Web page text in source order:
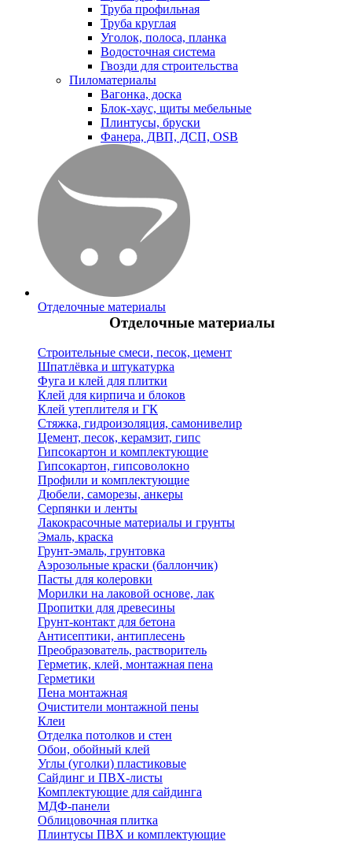
Труба профильная
Труба круглая
Уголок, полоса, планка
Водосточная система
Гвозди для строительства
Пиломатериалы
Вагонка, доска
Блок-хаус, щиты мебельные
Плинтусы, бруски
Фанера, ДВП, ДСП, OSB
Отделочные материалы
Отделочные материалы
Строительные смеси, песок, цемент
Шпатлёвка и штукатурка
Фуга и клей для плитки
Клей для кирпича и блоков
Клей утеплителя и ГК
Стяжка, гидроизоляция, самонивелир
Цемент, песок, керамзит, гипс
Гипсокартон и комплектующие
Гипсокартон, гипсоволокно
Профили и комплектующие
Дюбели, саморезы, анкеры
Серпянки и ленты
Лакокрасочные материалы и грунты
Эмаль, краска
Грунт-эмаль, грунтовка
Аэрозольные краски (баллончик)
Пасты для колеровки
Морилки на лаковой основе, лак
Пропитки для древесины
Грунт-контакт для бетона
Антисептики, антиплесень
Преобразователь, растворитель
Герметик, клей, монтажная пена
Герметики
Пена монтажная
Очистители монтажной пены
Клеи
Отделка потолков и стен
Обои, обойный клей
Углы (уголки) пластиковые
Сайдинг и ПВХ-листы
Комплектующие для сайдинга
МДФ-панели
Облицовочная плитка
Плинтусы ПВХ и комплектующие